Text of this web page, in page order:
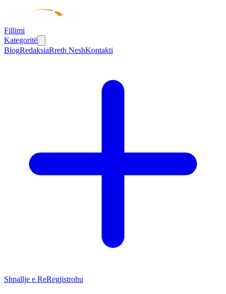
Fillimi
Kategoritë
BlogRedaksiaRreth NeshKontakti
Shpallje e ReRegjistrohu